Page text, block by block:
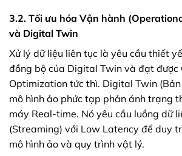
3.2. Tối ưu hóa Vận hành
và Digital Twin
Xử lý dữ liệu liên tục là yêu cầu thiết
đồng bộ của Digital Twin và đạt được
Optimization tức thì. Digital Twin
mô hình ảo phức tạp phản ánh trạng
máy Real-time. Nó yêu cầu luồng dữ
(Streaming) với Low Latency để duy
mô hình ảo và quy trình vật lý.